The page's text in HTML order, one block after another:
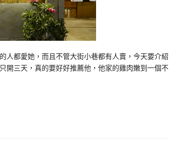
人都愛她，而且不管大街小巷都有人賣，今天要介紹
開三天，真的要好好推薦他，他家的雞肉嫩到一個不